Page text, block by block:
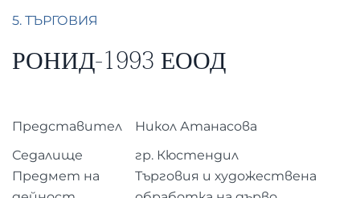
5. ТЪРГОВИЯ
РОНИД-1993 ЕООД
Представител
Никол Атанасова
Седалище
гр. Кюстендил
Предмет на
Търговия и художествена